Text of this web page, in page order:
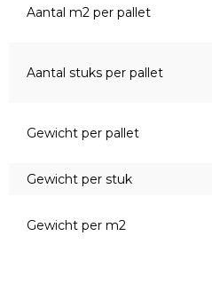
Aantal m2 per pallet
Aantal stuks per pallet
Gewicht per pallet
Gewicht per stuk
Gewicht per m2